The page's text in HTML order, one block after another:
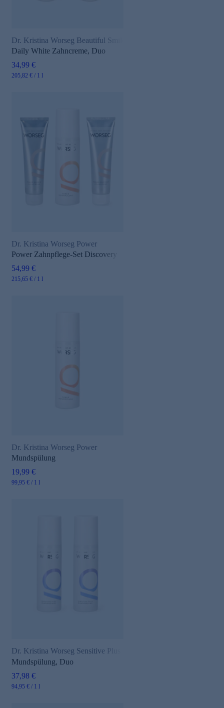
Dr. Kristina Worseg Beautiful Smile
Daily White Zahncreme, Duo
34,99 €
205,82 € / 1 l
Dr. Kristina Worseg Power
Power Zahnpflege-Set Discovery
54,99 €
215,65 € / 1 l
Dr. Kristina Worseg Power
Mundspülung
19,99 €
99,95 € / 1 l
Dr. Kristina Worseg Sensitive Plus
Mundspülung, Duo
37,98 €
94,95 € / 1 l